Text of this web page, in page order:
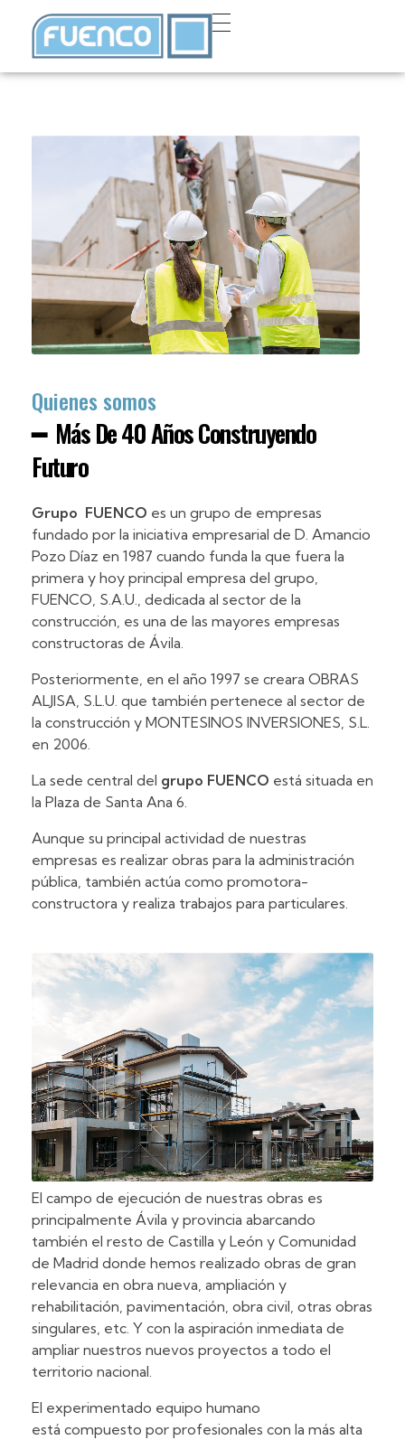
Quienes somos
━ Más De 40 Años Construyendo
Futuro
Grupo FUENCO es un grupo de empresas
fundado por la iniciativa empresarial de D. Amancio
Pozo Díaz en 1987 cuando funda la que fuera la
primera y hoy principal empresa del grupo,
FUENCO, S.A.U., dedicada al sector de la
construcción, es una de las mayores empresas
constructoras de Ávila.
Posteriormente, en el año 1997 se creara OBRAS
ALJISA, S.L.U. que también pertenece al sector de
la construcción y MONTESINOS INVERSIONES, S.L.
en 2006.
La sede central del grupo FUENCO está situada en
la Plaza de Santa Ana 6.
Aunque su principal actividad de nuestras
empresas es realizar obras para la administración
pública, también actúa como promotora-
constructora y realiza trabajos para particulares.
El campo de ejecución de nuestras obras es
principalmente Ávila y provincia abarcando
también el resto de Castilla y León y Comunidad
de Madrid donde hemos realizado obras de gran
relevancia en obra nueva, ampliación y
rehabilitación, pavimentación, obra civil, otras obras
singulares, etc. Y con la aspiración inmediata de
ampliar nuestros nuevos proyectos a todo el
territorio nacional.
El experimentado equipo humano
está compuesto por profesionales con la más alta